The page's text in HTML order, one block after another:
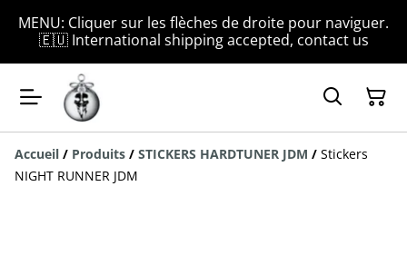
MENU: Cliquer sur les flèches de droite pour naviguer.
🇪🇺 International shipping accepted, contact us
Accueil / Produits / STICKERS HARDTUNER JDM / Stickers
NIGHT RUNNER JDM